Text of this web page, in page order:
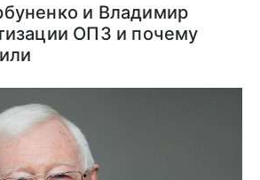
и Владимир
ОПЗ и почему